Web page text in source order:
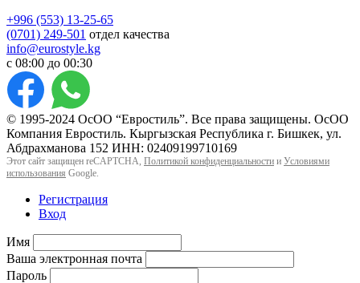
+996 (553) 13-25-65
(0701) 249-501 отдел качества
info@eurostyle.kg
с 08:00 до 00:30
© 1995-2024 ОсОО “Евростиль”. Все права защищены. ОсОО
Компания Евростиль. Кыргызская Республика г. Бишкек, ул.
Абдрахманова 152 ИНН: 02409199710169
Этот сайт защищен reCAPTCHA, Политикой конфиденциальности и Условиями
использования Google.
Регистрация
Вход
Имя
Ваша электронная почта
Пароль